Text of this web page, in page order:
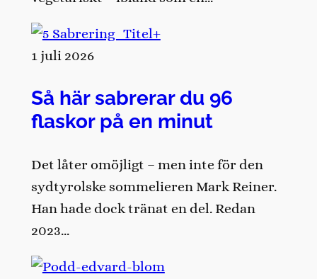
1 juli 2026
Så här sabrerar du 96
flaskor på en minut
Det låter omöjligt – men inte för den
sydtyrolske sommelieren Mark Reiner.
Han hade dock tränat en del. Redan
2023…